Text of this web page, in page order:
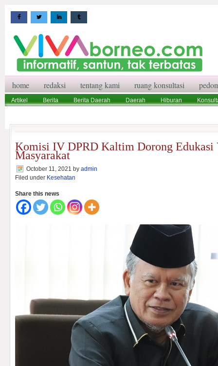
home redaksi tentang kami ruang konsultasi
Artikel Berita Berita Daerah Daerah Hiburan
Komisi IV DPRD Kaltim Dorong Edukasi
Masyarakat
October 11, 2021 by admin
Filed under Kesehatan
Share this news